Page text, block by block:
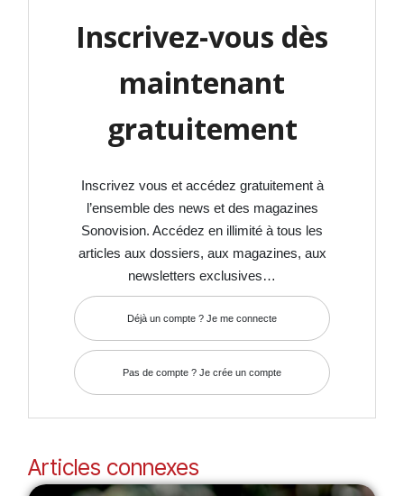
Inscrivez-vous dès
maintenant
gratuitement
Inscrivez vous et accédez gratuitement à
l’ensemble des news et des magazines
Sonovision. Accédez en illimité à tous les
articles aux dossiers, aux magazines, aux
newsletters exclusives…
Déjà un compte ? Je me connecte
Pas de compte ? Je crée un compte
Articles connexes